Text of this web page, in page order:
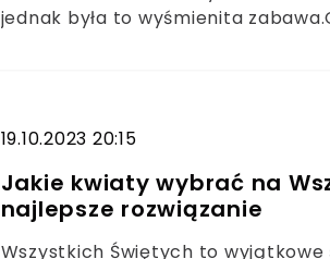
jednak była to wyśmienita
19.10.2023 20:15
Jakie kwiaty wybrać na
najlepsze rozwiązanie
Wszystkich Świętych to wyjątkowe